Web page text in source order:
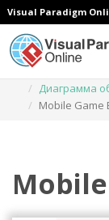
Visual Paradigm
Диаграмма
Mobile Game